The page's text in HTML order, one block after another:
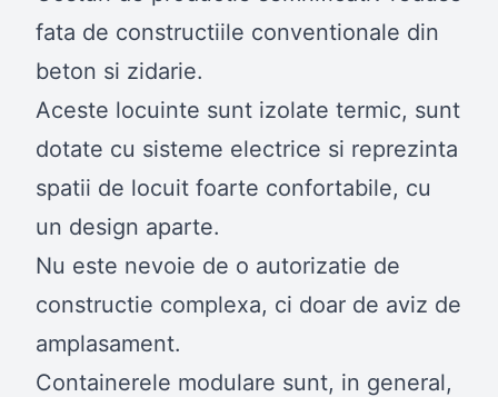
fata de constructiile conventionale din
beton si zidarie.
Aceste locuinte sunt izolate termic, sunt
dotate cu sisteme electrice si reprezinta
spatii de locuit foarte confortabile, cu
un design aparte.
Nu este nevoie de o autorizatie de
constructie complexa, ci doar de aviz de
amplasament.
Containerele modulare sunt, in general,